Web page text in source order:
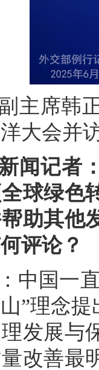
主席韩
大会并
闻记者
球绿色
助其他
评论？
中国一
”理念
发展与
改善最